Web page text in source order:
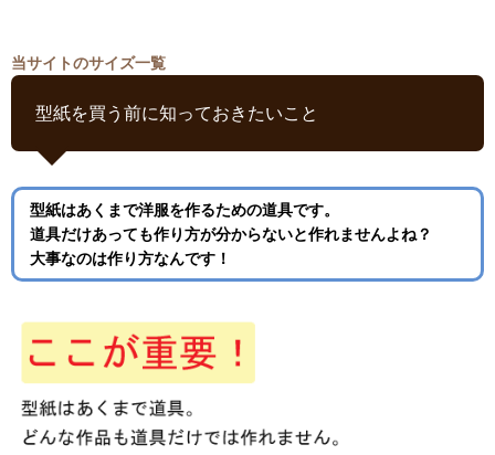
当サイトのサイズ一覧
型紙を買う前に知っておきたいこと
型紙はあくまで洋服を作るための道具です。
道具だけあっても作り方が分からないと作れませんよね？
大事なのは作り方なんです！